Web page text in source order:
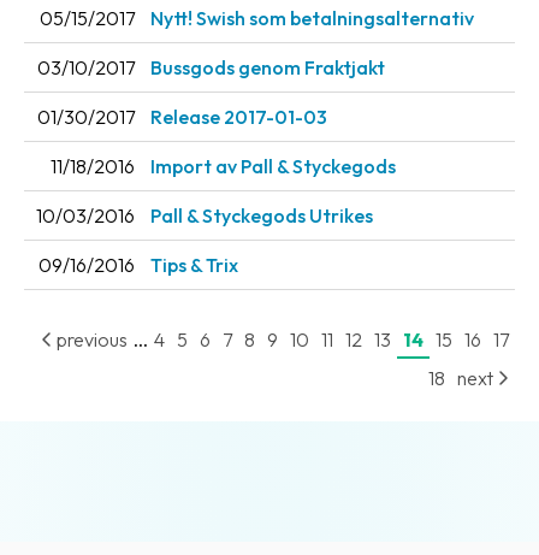
05/15/2017 Nytt! Swish som betalningsalternativ
03/10/2017 Bussgods genom Fraktjakt
01/30/2017 Release 2017-01-03
11/18/2016 Import av Pall & Styckegods
10/03/2016 Pall & Styckegods Utrikes
09/16/2016 Tips & Trix
previous ... 4 5 6 7 8 9 10 11 12 13 14 15 16 17
18 next